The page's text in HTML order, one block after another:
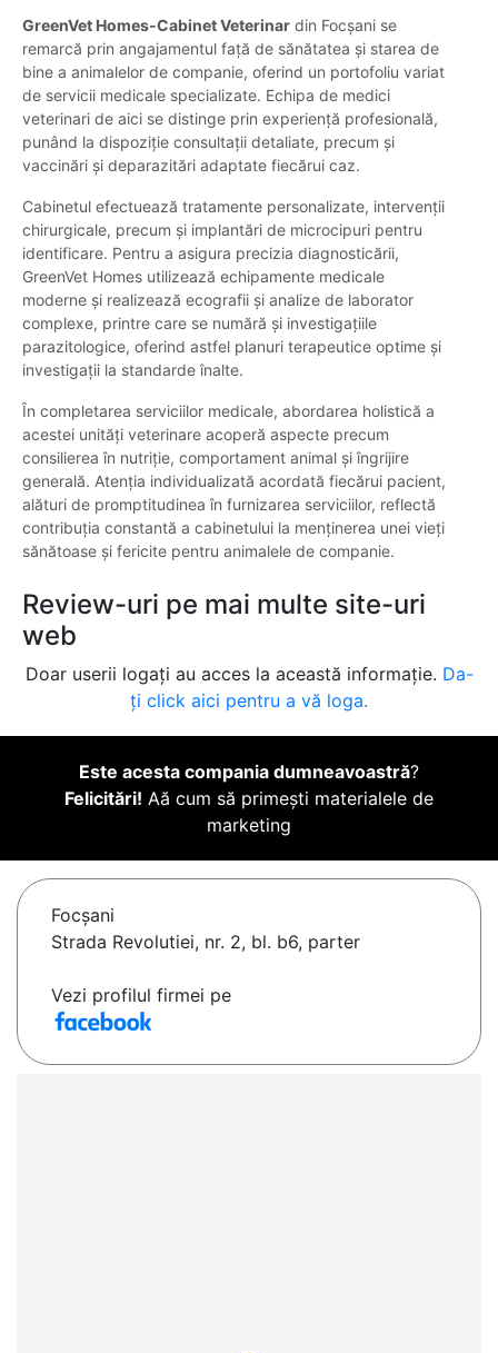
GreenVet Homes-Cabinet Veterinar din Focșani se
remarcă prin angajamentul față de sănătatea și starea de
bine a animalelor de companie, oferind un portofoliu variat
de servicii medicale specializate. Echipa de medici
veterinari de aici se distinge prin experiență profesională,
punând la dispoziție consultații detaliate, precum și
vaccinări și deparazitări adaptate fiecărui caz.
Cabinetul efectuează tratamente personalizate, intervenții
chirurgicale, precum și implantări de microcipuri pentru
identificare. Pentru a asigura precizia diagnosticării,
GreenVet Homes utilizează echipamente medicale
moderne și realizează ecografii și analize de laborator
complexe, printre care se numără și investigațiile
parazitologice, oferind astfel planuri terapeutice optime și
investigații la standarde înalte.
În completarea serviciilor medicale, abordarea holistică a
acestei unități veterinare acoperă aspecte precum
consilierea în nutriție, comportament animal și îngrijire
generală. Atenția individualizată acordată fiecărui pacient,
alături de promptitudinea în furnizarea serviciilor, reflectă
contribuția constantă a cabinetului la menținerea unei vieți
sănătoase și fericite pentru animalele de companie.
Review-uri pe mai multe site-uri
web
Doar userii logați au acces la această informație. Da-
ți click aici pentru a vă loga.
Este acesta compania dumneavoastră?
Felicitări! Aă cum să primești materialele de
marketing
Focşani
Strada Revolutiei, nr. 2, bl. b6, parter
Vezi profilul firmei pe